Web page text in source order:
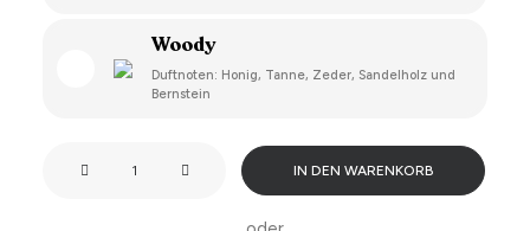
Woody
Duftnoten: Honig, Tanne, Zeder, Sandelholz und
Bernstein
IN DEN WARENKORB